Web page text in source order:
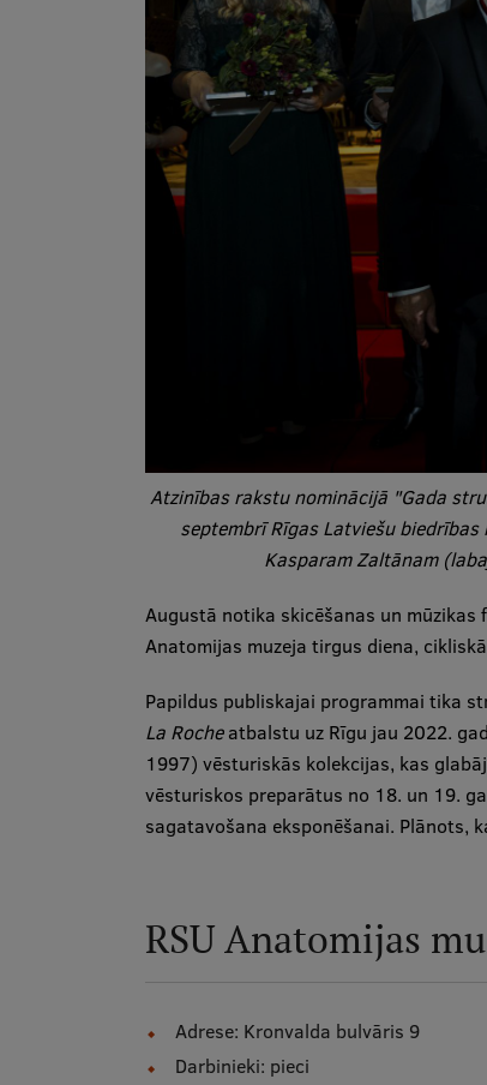
Atzinības rakstu nominācijā "Gada
septembrī Rīgas Latviešu
Kasparam Zaltānam
Augustā notika skicēšanas un mūzikas
Anatomijas muzeja tirgus diena,
Papildus publiskajai programmai tika
La Rocheatbalstu uz Rīgu jau 2022.
1997) vēsturiskās kolekcijas, kas
vēsturiskos preparātus no 18. un 19.
sagatavošana eksponēšanai. Plānots,
RSU Anatomijas
Adrese: Kronvalda bulvāris 9
Darbinieki: pieci